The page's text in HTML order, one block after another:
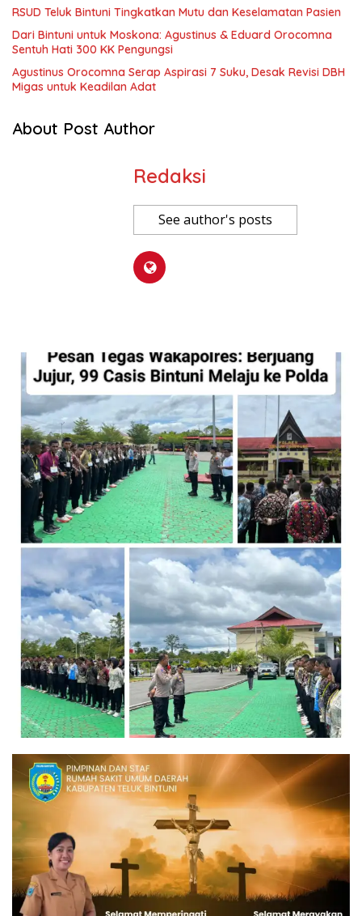
RSUD Teluk Bintuni Tingkatkan Mutu dan Keselamatan Pasien
Dari Bintuni untuk Moskona: Agustinus & Eduard Orocomna
Sentuh Hati 300 KK Pengungsi
Agustinus Orocomna Serap Aspirasi 7 Suku, Desak Revisi DBH
Migas untuk Keadilan Adat
About Post Author
Redaksi
See author's posts